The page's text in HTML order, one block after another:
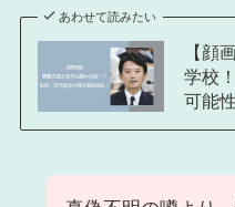
あわせて読みたい
【顔
学校
可能